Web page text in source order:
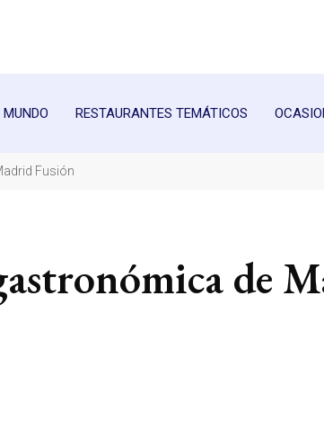
RESTAURANTES TEMÁTICOS
Fusión
de